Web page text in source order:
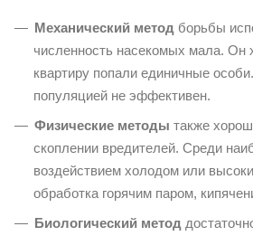
Механический метод борьбы
численность насекомых мала. Он
квартиру попали единичные
популяцией не эффективен.
Физические методы также
скоплении вредителей. Среди
воздействием холодом или
обработка горячим паром,
Биологический метод